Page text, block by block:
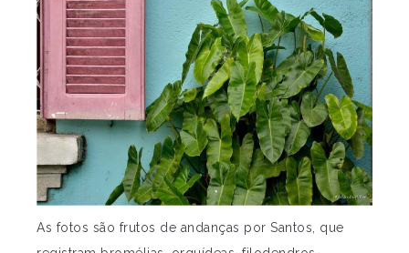
As fotos são frutos de andanças por Santos, que